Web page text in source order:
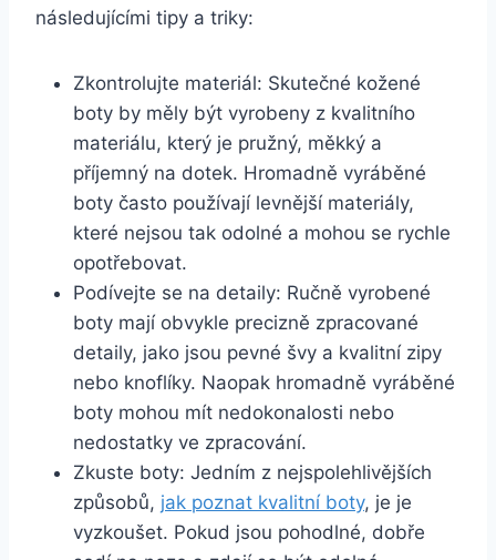
následujícími tipy a triky:
Zkontrolujte materiál: Skutečné kožené
boty by měly být vyrobeny z kvalitního
materiálu,‌ který je pružný, měkký a
příjemný na dotek. Hromadně⁢ vyráběné
boty často používají levnější materiály,
⁤které nejsou tak ‌odolné ​a mohou se rychle
opotřebovat.
Podívejte se na detaily: Ručně vyrobené
boty mají obvykle precizně zpracované
detaily, jako jsou pevné ‍švy a kvalitní zipy
nebo knoflíky. Naopak hromadně vyráběné
boty mohou‌ mít ⁤nedokonalosti nebo⁢
nedostatky ve zpracování.
Zkuste boty: Jedním z ‍nejspolehlivějších
⁤způsobů, jak poznat kvalitní ‌boty, je je
vyzkoušet. Pokud jsou pohodlné, dobře